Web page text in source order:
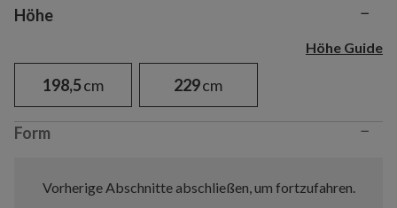
Variant selection
Höhe −
Höhe Guide
198,5cm 229cm
Form −
Vorherige Abschnitte abschließen, um fortzufahren.